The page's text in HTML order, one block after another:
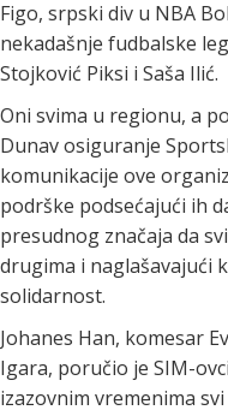
Figo, srpski div u NBA
nekadašnje fudbalske
Stojković Piksi i Saša Ilić.
Oni svima u regionu, a
Dunav osiguranje
komunikacije ove
podrške podsećajući ih
presudnog značaja da
drugima i naglašavajući
solidarnost.
Johanes Han, komesar
Igara, poručio je SIM-
izazovnim vremenima